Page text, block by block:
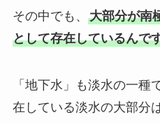
その中でも、 大部分が南
として存在しているんで
「地下水」も淡水の一種
在している淡水の大部分